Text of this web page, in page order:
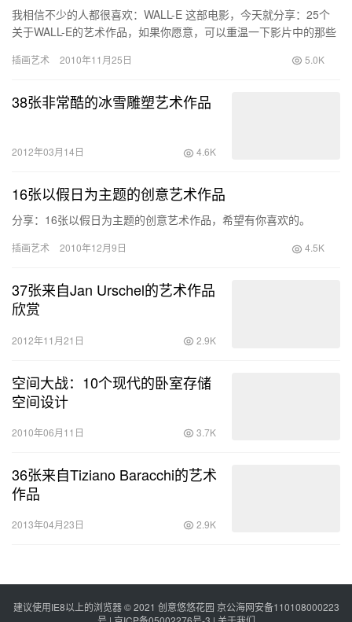
我相信不少的人都很喜欢：WALL-E 这部电影，今天就分享：25个
关于WALL-E的艺术作品，如果你愿意，可以重温一下影片中的那些
插画艺术 2010年11月25日 5.0K
38张非常酷的冰雪雕塑艺术作品
2012年03月14日 4.6K
16张以假日为主题的创意艺术作品
分享：16张以假日为主题的创意艺术作品，希望有你喜欢的。
插画艺术 2010年12月9日 4.5K
37张来自Jan Urschel的艺术作品
欣赏
2012年11月21日 2.9K
空间大战：10个现代的卧室存储
空间设计
2010年06月11日 3.7K
36张来自Tiziano Baracchi的艺术
作品
2013年04月23日 2.9K
建议使用IE8以上的浏览器 © 2021 创意悠悠花园 京公海网安备110108000223